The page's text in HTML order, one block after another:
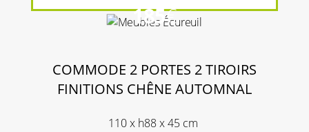
185€
COMMODE 2 PORTES 2 TIROIRS
FINITIONS CHÊNE AUTOMNAL
110 x h88 x 45 cm